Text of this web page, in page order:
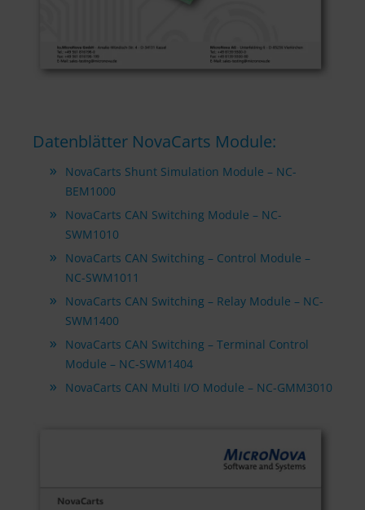
Datenblätter NovaCarts Module:
NovaCarts Shunt Simulation Module – NC-
BEM1000
NovaCarts CAN Switching Module – NC-
SWM1010
NovaCarts CAN Switching – Control Module –
NC-SWM1011
NovaCarts CAN Switching – Relay Module – NC-
SWM1400
NovaCarts CAN Switching – Terminal Control
Module – NC-SWM1404
NovaCarts CAN Multi I/O Module – NC-GMM3010